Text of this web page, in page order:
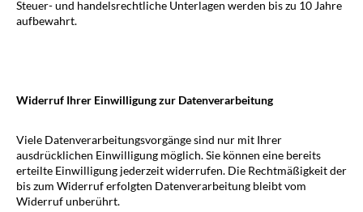
Steuer- und handelsrechtliche Unterlagen werden bis zu 10 Jahre
aufbewahrt.
Widerruf Ihrer Einwilligung zur Datenverarbeitung
Viele Datenverarbeitungsvorgänge sind nur mit Ihrer
ausdrücklichen Einwilligung möglich. Sie können eine bereits
erteilte Einwilligung jederzeit widerrufen. Die Rechtmäßigkeit der
bis zum Widerruf erfolgten Datenverarbeitung bleibt vom
Widerruf unberührt.